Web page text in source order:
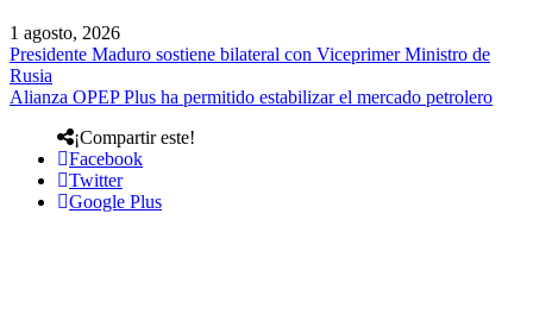
1 agosto, 2026
Presidente Maduro sostiene bilateral con Viceprimer Ministro de
Rusia
Alianza OPEP Plus ha permitido estabilizar el mercado petrolero
¡Compartir este!
Facebook
Twitter
Google Plus